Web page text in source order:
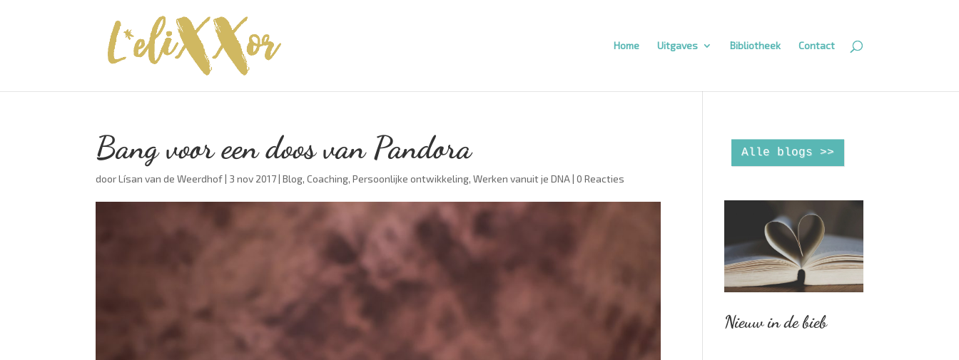
Home Uitgaves Bibliotheek Contact
Bang voor een doos van Pandora
doorLísan van de Weerdhof | 3 nov 2017 |Blog,Coaching,Persoonlijke ontwikkeling,Werken vanuit je DNA |0 Reacties
Alle blogs >>
Nieuw in de bieb